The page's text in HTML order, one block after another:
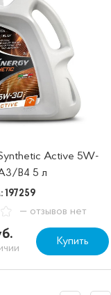
Active 5W-
B4 5 л
197259
— отзывов нет
Купить